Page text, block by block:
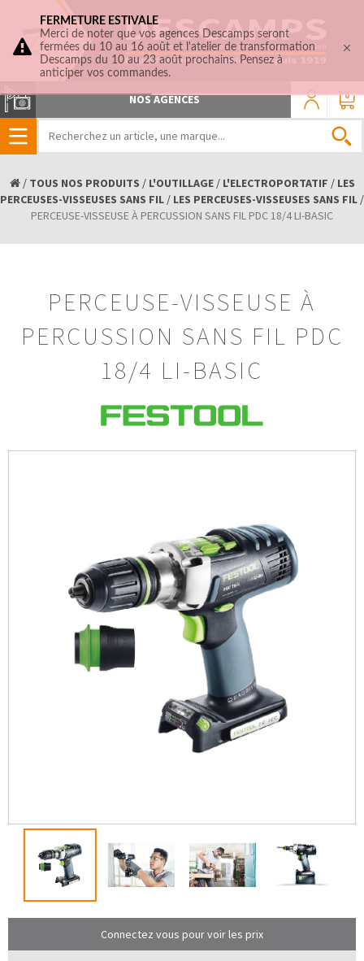
0
NOS AGENCES
/ TOUS NOS PRODUITS / L'OUTILLAGE/ L'ELECTROPORTATIF / LES
PERCEUSES-VISSEUSES SANS FIL / LES PERCEUSES-VISSEUSES SANS FIL /
PERCEUSE-VISSEUSE À PERCUSSION SANS FIL PDC 18/4 LI-BASIC
PERCEUSE-VISSEUSE À
PERCUSSION SANS FIL PDC
18/4 LI-BASIC
Connectez vous pour voir les prix
FERMETURE ESTIVALE
Merci de noter que vos agences Descamps seront
fermées du 10 au 16 août et l'atelier de transformation
Descamps du 10 au 23 août prochains. Pensez à
anticiper vos commandes.